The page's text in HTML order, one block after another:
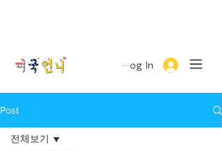
Log In
Post
전체보기